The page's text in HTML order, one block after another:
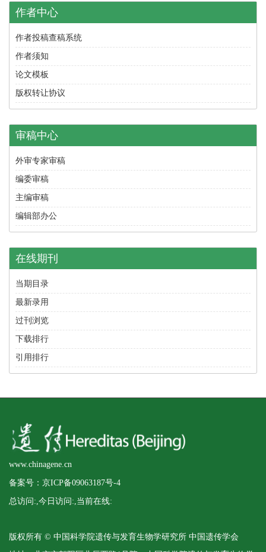
作者中心
作者投稿查稿系统
作者须知
论文模板
版权转让协议
审稿中心
外审专家审稿
编委审稿
主编审稿
编辑部办公
在线期刊
当期目录
最新录用
过刊浏览
下载排行
引用排行
www.chinagene.cn
备案号：京ICP备09063187号-4
总访问: ,今日访问: ,当前在线:
版权所有 © 中国科学院遗传与发育生物学研究所 中国遗传学会